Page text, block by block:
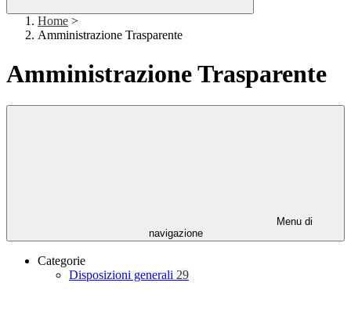
Home >
Amministrazione Trasparente
Amministrazione Trasparente
Menu di
navigazione
Categorie
Disposizioni generali 29